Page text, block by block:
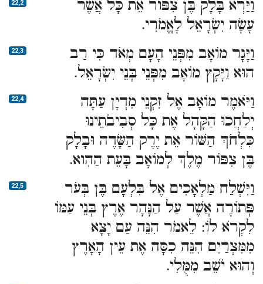
22,2
וַיַּרְא בָּלָק בֶּן צִפּוֹר אֵת כָּל אֲשֶׁר
עָשָׂה יִשְׂרָאֵל לָאֱמֹרִי.
22,3
וַיָּגָר מוֹאָב מִפְּנֵי הָעָם מְאֹד כִּי רַב
הוּא וַיָּקָץ מוֹאָב מִפְּנֵי בְּנֵי יִשְׂרָאֵל.
22,4
וַיֹּאמֶר מוֹאָב אֶל זִקְנֵי מִדְיָן עַתָּה
יְלַחֲכוּ הַקָּהָל אֶת כָּל סְבִיבֹתֵינוּ
כִּלְחֹךְ הַשּׁוֹר אֵת יֶרֶק הַשָּׂדֶה וּבָלָק
בֶּן צִפּוֹר מֶלֶךְ לְמוֹאָב בָּעֵת הַהִוא.
22,5
וַיִּשְׁלַח מַלְאָכִים אֶל בִּלְעָם בֶּן בְּעֹר
פְּתוֹרָה אֲשֶׁר עַל הַנָּהָר אֶרֶץ בְּנֵי עַמּוֹ
לִקְרֹא לוֹ: לֵאמֹר הִנֵּה עַם יָצָא
מִמִּצְרַיִם הִנֵּה כִסָּה אֶת עֵין הָאָרֶץ
וְהוּא יֹשֵׁב מִמֻּלִי.